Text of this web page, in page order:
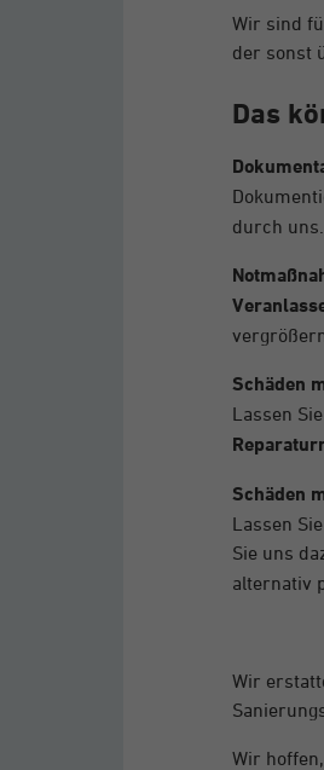
Wir sind
der sonst
Das
durch uns.
Schäden
Lassen Sie
Schäden
Lassen
Sie uns
alternativ
Wir
Wir